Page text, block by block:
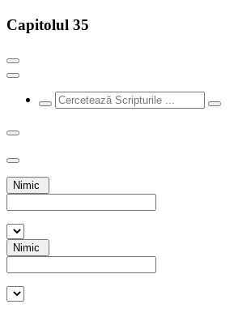
Capitolul 35
Nimic
Nimic